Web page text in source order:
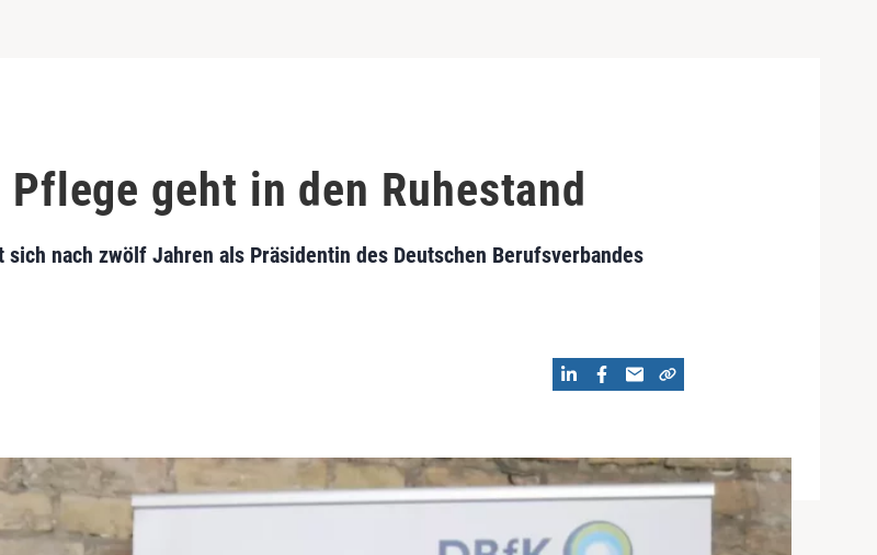
geht in den Ruhestand
nach zwölf Jahren als Präsidentin des Deutschen Berufsverbandes